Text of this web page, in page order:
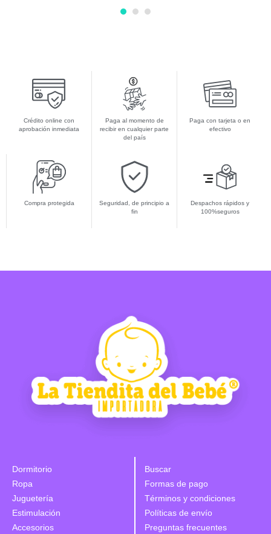
Crédito online con
aprobación inmediata
Paga al momento de
recibir en cualquier parte
del país
Paga con tarjeta o en
efectivo
Compra protegida
Seguridad, de principio a
fin
Despachos rápidos y
100%seguros
Dormitorio
Ropa
Juguetería
Estimulación
Accesorios
Buscar
Formas de pago
Términos y condiciones
Políticas de envío
Preguntas frecuentes